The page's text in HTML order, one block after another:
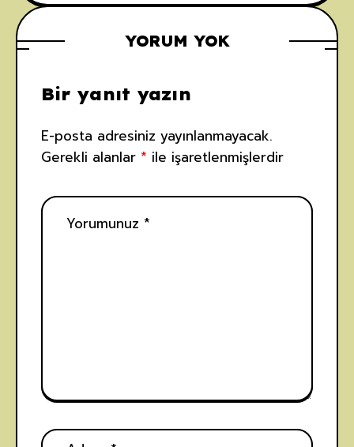
İnşasından
Günümüze
Detaylı Gezi
Planı
YORUM YOK
Bir yanıt yazın
E-posta adresiniz yayınlanmayacak.
Gerekli alanlar * ile işaretlenmişlerdir